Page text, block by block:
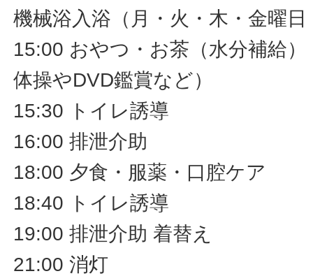
機械浴入浴（月・火・木・金曜
15:00 おやつ・お茶（水分補給
体操やDVD鑑賞など）
15:30 トイレ誘導
16:00 排泄介助
18:00 夕食・服薬・口腔ケア
18:40 トイレ誘導
19:00 排泄介助 着替え
21:00 消灯